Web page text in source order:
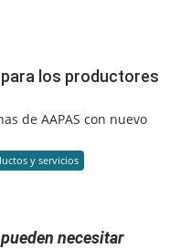
los productores
de AAPAS con nuevo
y servicios
necesitar